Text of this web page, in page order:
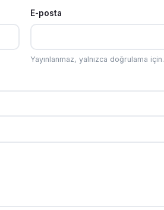
E-posta
Yayınlanmaz, yalnızca doğrulama için.